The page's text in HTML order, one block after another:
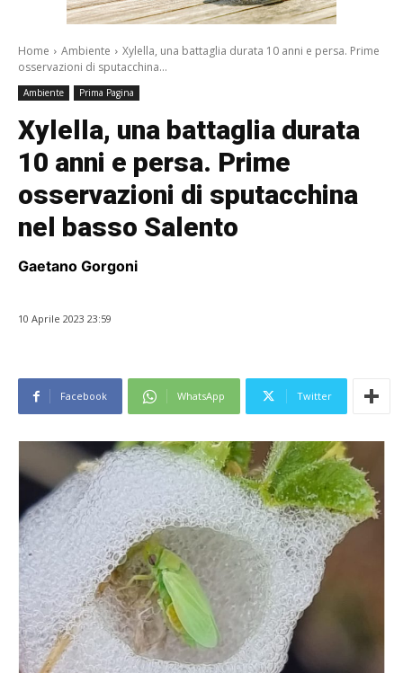
Home Ambiente
Xylella, una battaglia durata 10 anni e persa. Prime
osservazioni di sputacchina...
Ambiente Prima Pagina
Xylella, una battaglia durata
10 anni e persa. Prime
osservazioni di sputacchina
nel basso Salento
Gaetano Gorgoni
10 Aprile 2023 23:59
Facebook WhatsApp Twitter